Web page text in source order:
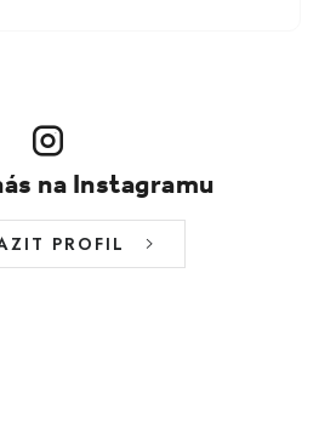
na Instagramu
PROFIL